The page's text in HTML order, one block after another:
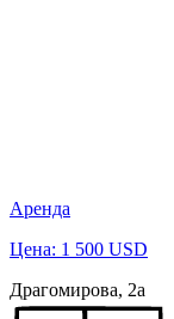
Аренда
Цена: 1 500 USD
Драгомирова, 2а